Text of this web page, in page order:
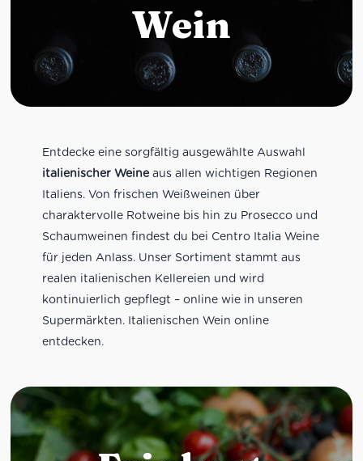
Wein
Entdecke eine sorgfältig ausgewählte Auswahl
italienischer Weineaus allen wichtigen Regionen
Italiens. Von frischen Weißweinen über
charaktervolle Rotweine bis hin zu Prosecco und
Schaumweinen findest du bei Centro Italia Weine
für jeden Anlass. Unser Sortiment stammt aus
realen italienischen Kellereien und wird
kontinuierlich gepflegt – online wie in unseren
Supermärkten. Italienischen Wein online
entdecken.